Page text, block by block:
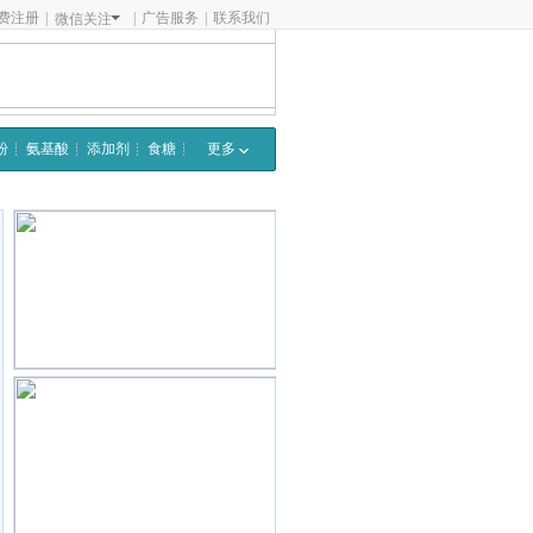
注册 微信关注 广告服务 联系我们
氨基酸 添加剂 食糖 更多